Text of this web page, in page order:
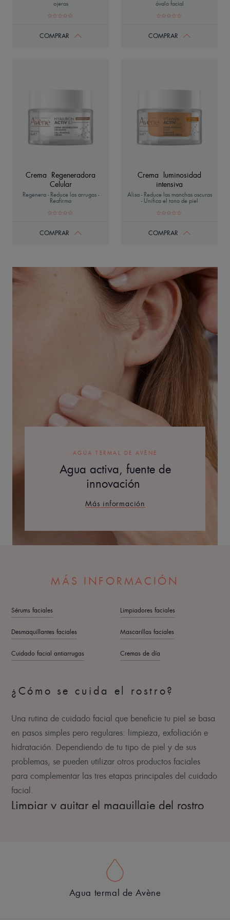
ojeras
COMPRAR
óvalo facial
COMPRAR
Crema Regeneradora
Celular
Regenera - Reduce las arrugas -
Reafirma
COMPRAR
Crema luminosidad
intensiva
Alisa - Reduce las manchas oscuras
- Unifica el tono de piel
COMPRAR
AGUA TERMAL DE AVÈNE
Agua activa, fuente de
innovación
Más información
MÁS INFORMACIÓN
Sérums faciales Limpiadores faciales
Desmaquillantes faciales Mascarillas faciales
Cuidado facial antiarrugas Cremas de día
¿Cómo se cuida el rostro?
Una rutina de cuidado facial que beneficie tu piel se basa
en pasos simples pero regulares: limpieza, exfoliación e
hidratación. Dependiendo de tu tipo de piel y de sus
problemas, se pueden utilizar otros productos faciales
para complementar las tres etapas principales del cuidado
facial.
Limpiar y quitar el maquillaje del rostro
estos productos limpiadores eliminan las impurezas y el
maquillaje de tu piel, así como la contaminación, el sudor,
Agua termal de Avène